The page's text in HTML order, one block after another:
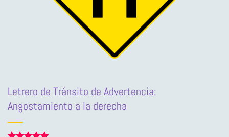
Letrero de Tránsito de Advertencia:
Angostamiento a la derecha